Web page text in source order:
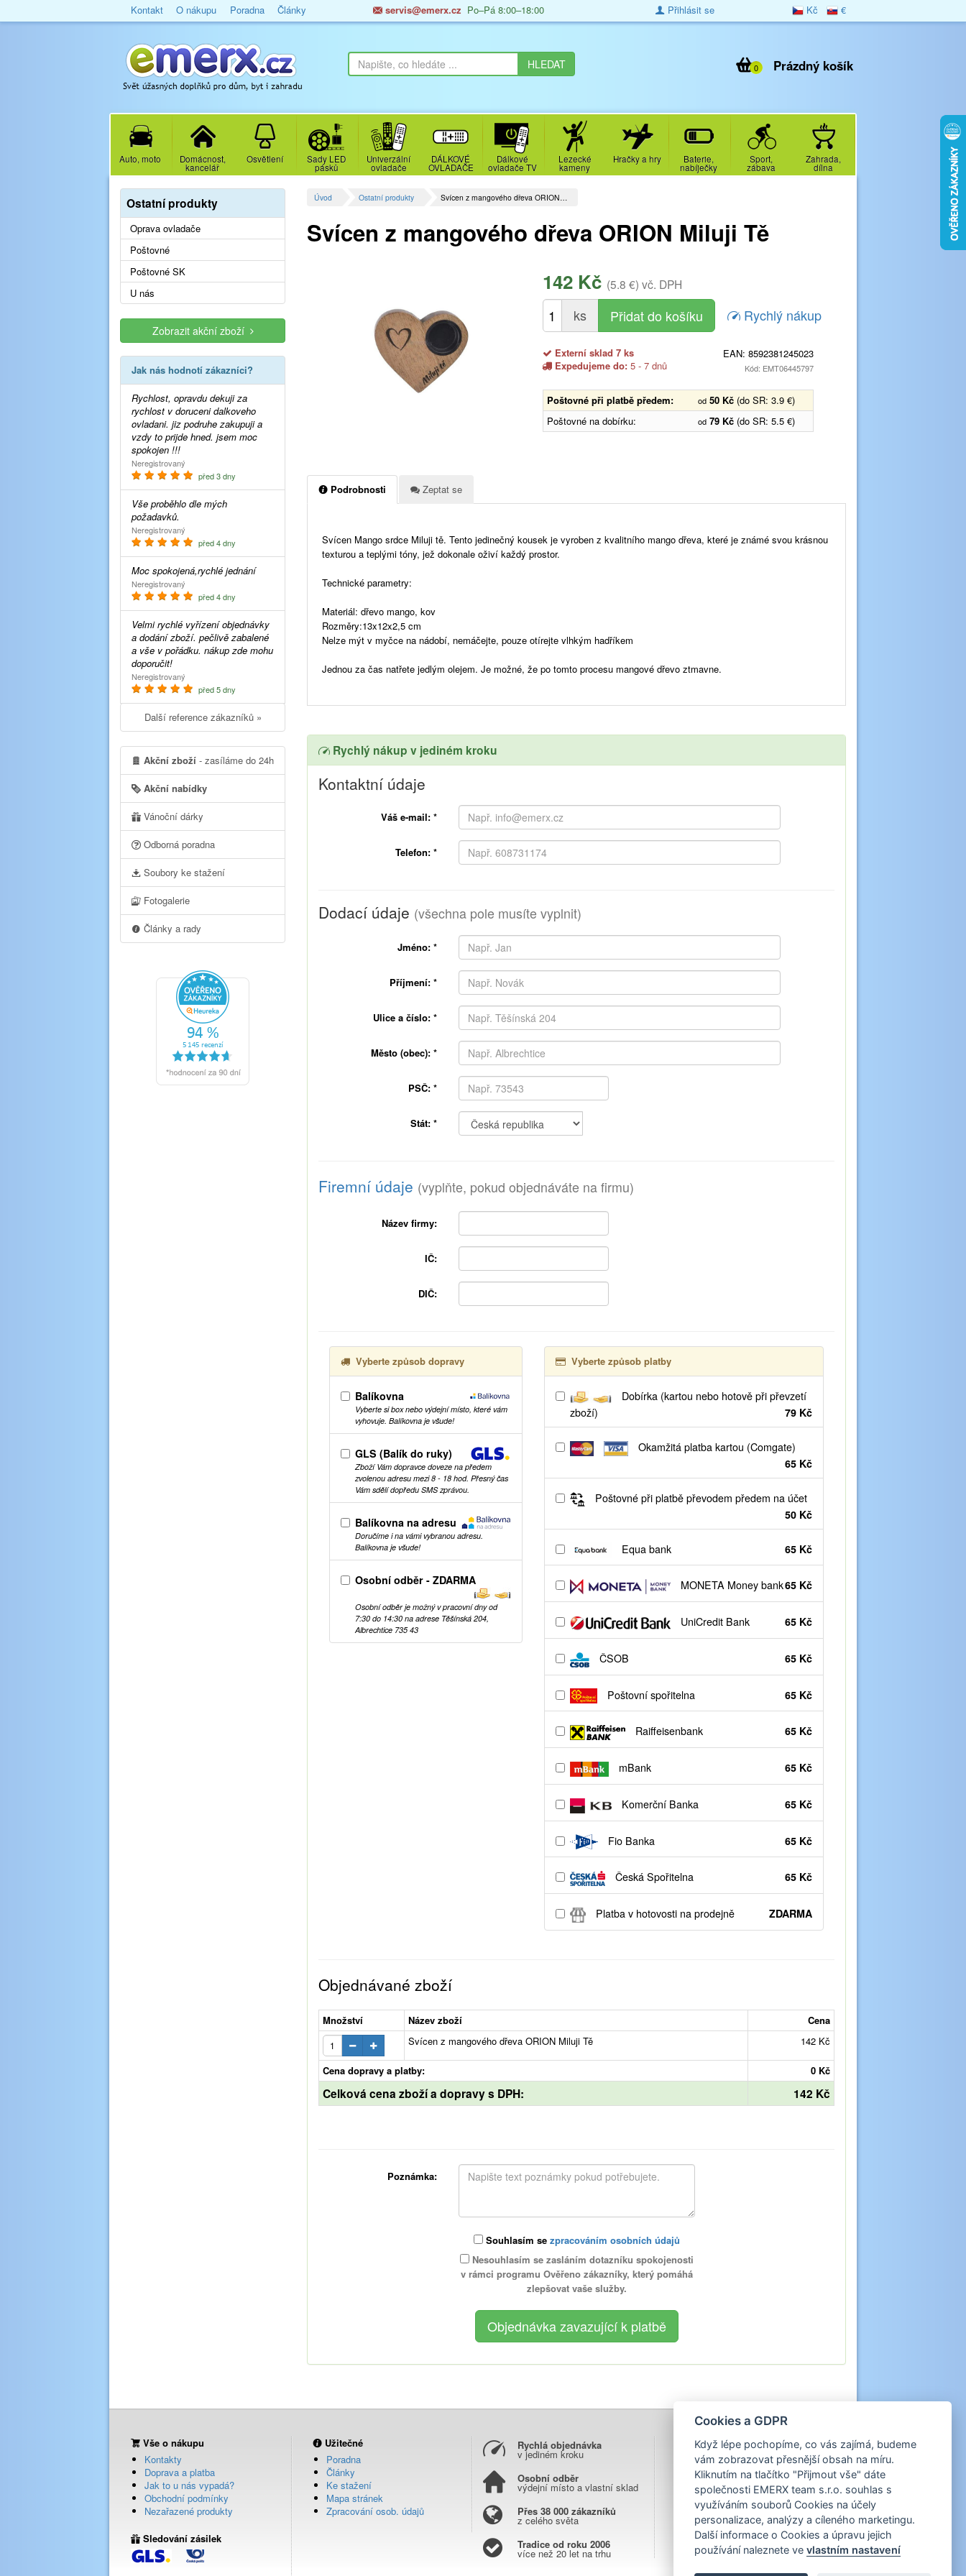
Kontakt O nákupu Poradna Články servis@emerx.cz Po–Pá 8:00–18:00 Kč €
Přihlásit se
Prázdný košík
0
Auto, moto Domácnost,
kancelář
Osvětlení Sady LED
pásků
Univerzální
ovladače
DÁLKOVÉ
OVLADAČE
Dálkové
ovladače TV
Lezecké
kameny
Hračky a hry Baterie,
nabíječky
Sport,
zábava
Zahrada,
dílna
Úvod Ostatní produkty Svícen z mangového dřeva ORION…
Svícen z mangového dřeva ORION Miluji Tě
142 Kč (5.8 €) vč. DPH
ks Rychlý nákup
Externí sklad 7 ks
Expedujeme do:5 - 7 dnů
EAN: 8592381245023
Kód: EMT06445797
Poštovné při platbě předem: od 50 Kč (do SR: 3.9 €)
Poštovné na dobírku:
od 79 Kč (do SR: 5.5 €)
Podrobnosti Zeptat se
Svícen Mango srdce Miluji tě. Tento jedinečný kousek je vyroben z kvalitního mango dřeva, které je známé svou krásnou
texturou a teplými tóny, jež dokonale oživí každý prostor.
Technické parametry:
Materiál: dřevo mango, kov
Rozměry:13x12x2,5 cm
Nelze mýt v myčce na nádobí, nemáčejte, pouze otírejte vlhkým hadříkem
Jednou za čas natřete jedlým olejem. Je možné, že po tomto procesu mangové dřevo ztmavne.
Rychlý nákup v jediném kroku
Kontaktní údaje
Váš e-mail: *
Telefon: *
Dodací údaje (všechna pole musíte vyplnit)
Jméno: *
Příjmení: *
Ulice a číslo: *
Město (obec): *
PSČ: *
Stát: *
Firemní údaje (vyplňte, pokud objednáváte na firmu)
Název firmy:
IČ:
DIČ:
Vyberte způsob dopravy
Balíkovna
Vyberte si box nebo výdejní místo, které vám
vyhovuje. Balíkovna je všude!
GLS (Balík do ruky)
Zboží Vám dopravce doveze na předem
zvolenou adresu mezi 8 - 18 hod. Přesný čas
Vám sdělí dopředu SMS zprávou.
Balíkovna na adresu
Doručíme i na vámi vybranou adresu.
Balíkovna je všude!
Osobní odběr - ZDARMA
Osobní odběr je možný v pracovní dny od
7:30 do 14:30 na adrese Těšínská 204,
Albrechtice 735 43
Vyberte způsob platby
Dobírka (kartou nebo hotově při převzetí
zboží)
79 Kč
Okamžitá platba kartou (Comgate)
65 Kč
Poštovné při platbě převodem předem na účet
50 Kč
Equa bank 65 Kč
MONETA Money bank65 Kč
UniCredit Bank 65 Kč
ČSOB 65 Kč
Poštovní spořitelna 65 Kč
Raiffeisenbank 65 Kč
mBank 65 Kč
Komerční Banka 65 Kč
Fio Banka 65 Kč
Česká Spořitelna 65 Kč
Platba v hotovosti na prodejně ZDARMA
Objednávané zboží
Množství Název zboží
Cena
Svícen z mangového dřeva ORION Miluji Tě
142 Kč
Cena dopravy a platby: 0 Kč
Celková cena zboží a dopravy s DPH: 142 Kč
Poznámka:
Souhlasím se zpracováním osobních údajů
Nesouhlasím se zasláním dotazníku spokojenosti
v rámci programu Ověřeno zákazníky, který pomáhá
zlepšovat vaše služby.
Ostatní produkty
Oprava ovladače
Poštovné
Poštovné SK
U nás
Zobrazit akční zboží
Jak nás hodnotí zákazníci?
Rychlost, opravdu dekuji za
rychlost v doruceni dalkoveho
ovladani. jiz podruhe zakupuji a
vzdy to prijde hned. jsem moc
spokojen !!!
Neregistrovaný
před 3 dny
Vše proběhlo dle mých
požadavků.
Neregistrovaný
před 4 dny
Moc spokojená,rychlé jednání
Neregistrovaný
před 4 dny
Velmi rychlé vyřízení objednávky
a dodání zboží. pečlivě zabalené
a vše v pořádku. nákup zde mohu
doporučit!
Neregistrovaný
před 5 dny
Další reference zákazníků »
Akční zboží - zasíláme do 24h
Akční nabídky
Vánoční dárky
Odborná poradna
Soubory ke stažení
Fotogalerie
Články a rady
Vše o nákupu
Kontakty
Doprava a platba
Jak to u nás vypadá?
Obchodní podmínky
Nezařazené produkty
Sledování zásilek
Užitečné
Poradna
Články
Ke stažení
Mapa stránek
Zpracování osob. údajů
Rychlá objednávka
v jediném kroku
Osobní odběr
výdejní místo a vlastní sklad
Přes 38 000 zákazníků
z celého světa
Tradice od roku 2006
více než 20 let na trhu
Cookies a GDPR
Když lépe pochopíme, co vás zajímá, budeme
vám zobrazovat přesnější obsah na míru.
Kliknutím na tlačítko "Přijmout vše" dáte
společnosti EMERX team s.r.o. souhlas s
využíváním souborů Cookies na účely
personalizace, analýzy a cíleného marketingu.
Další informace o Cookies a úpravu jejich
používání naleznete ve vlastním nastavení